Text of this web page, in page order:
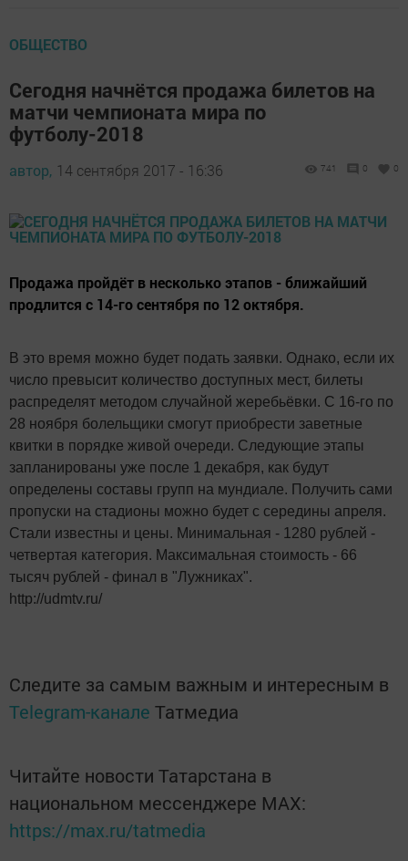
ОБЩЕСТВО
Сегодня начнётся продажа билетов на
матчи чемпионата мира по
футболу-2018
автор, 14 сентября 2017 - 16:36 741 0 0
Продажа пройдёт в несколько этапов - ближайший
продлится с 14-го сентября по 12 октября.
В это время можно будет подать заявки. Однако, если их
число превысит количество доступных мест, билеты
распределят методом случайной жеребьёвки. С 16-го по
28 ноября болельщики смогут приобрести заветные
квитки в порядке живой очереди. Следующие этапы
запланированы уже после 1 декабря, как будут
определены составы групп на мундиале. Получить сами
пропуски на стадионы можно будет с середины апреля.
Стали известны и цены. Минимальная - 1280 рублей -
четвертая категория. Максимальная стоимость - 66
тысяч рублей - финал в "Лужниках".
http://udmtv.ru/
Следите за самым важным и интересным в
Telegram-канале Татмедиа
Читайте новости Татарстана в
национальном мессенджере MАХ:
https://max.ru/tatmedia